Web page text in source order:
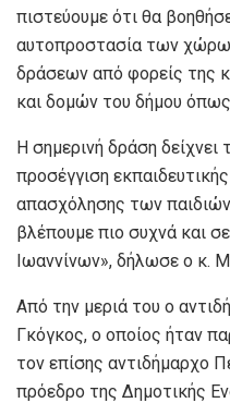
πιστεύουμε ότι θα
αυτοπροστασία των
δράσεων από φορείς της
και δομών του δήμου
Η σημερινή δράση δείχνει
προσέγγιση
απασχόλησης των
βλέπουμε πιο συχνά και
Ιωαννίνων», δήλωσε ο κ.
Από την μεριά του ο
Γκόγκος, ο οποίος ήταν
τον επίσης αντιδήμαρχο
πρόεδρο της Δημοτικής